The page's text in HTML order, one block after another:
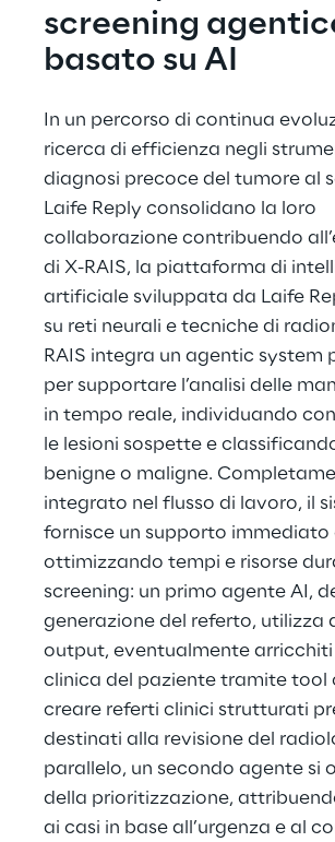
screening
basato su AI
In un percorso di continua
ricerca di efficienza negli
diagnosi precoce del tumore al
Laife Reply consolidano la loro
collaborazione contribuendo
di X-RAIS, la piattaforma di
artificiale sviluppata da Laife
su reti neurali e tecniche di
RAIS integra un agentic
per supportare l’analisi delle
in tempo reale, individuando
le lesioni sospette e
benigne o maligne.
integrato nel flusso di lavoro, il
fornisce un supporto immediato
ottimizzando tempi e risorse
screening: un primo agente AI,
generazione del referto, utilizza
output, eventualmente
clinica del paziente tramite tool
creare referti clinici strutturati
destinati alla revisione del
parallelo, un secondo agente si
della prioritizzazione,
ai casi in base all’urgenza e al